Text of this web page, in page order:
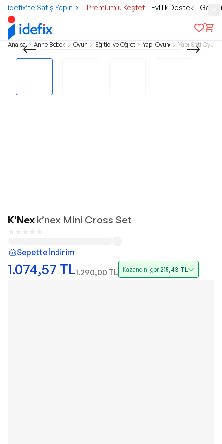
idefix’te Satış Yapın Premium'u Keşfet Evlilik Destek
Ana sayfa Anne Bebek ÇocukOyuncakEğitici ve Öğretici OyunYapı OyuncaklarıYapı Seti
K'Nex k’nex Mini Cross Set
Sepette İndirim
1.074,57 TL1.290,00 TL Kazancını gör215,43 TL